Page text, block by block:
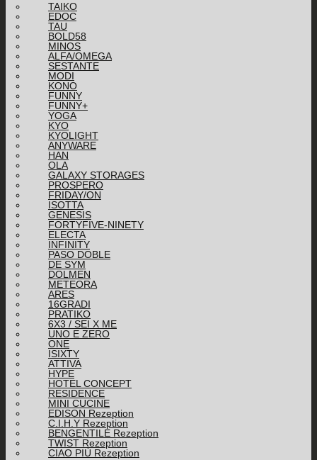
TAIKO
EDOC
TAU
BOLD58
MINOS
ALFA/OMEGA
SESTANTE
MODI
KONO
FUNNY
FUNNY+
YOGA
KYO
KYOLIGHT
ANYWARE
HAN
OLA
GALAXY STORAGES
PROSPERO
FRIDAY/ON
ISOTTA
GENESIS
FORTYFIVE-NINETY
ELECTA
INFINITY
PASO DOBLE
DE SYM
DOLMEN
METEORA
ARES
16GRADI
PRATIKO
6X3 / SEI X ME
UNO E ZERO
ONE
ISIXTY
ATTIVA
HYPE
HOTEL CONCEPT
RESIDENCE
MINI CUCINE
EDISON Rezeption
C.I.H.Y Rezeption
BENGENTILE Rezeption
TWIST Rezeption
CIAO PIÙ Rezeption